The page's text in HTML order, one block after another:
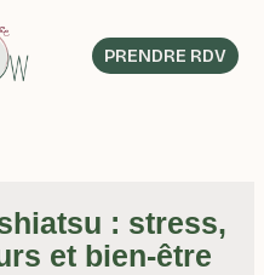
PRENDRE RDV
: stress,
et bien-être